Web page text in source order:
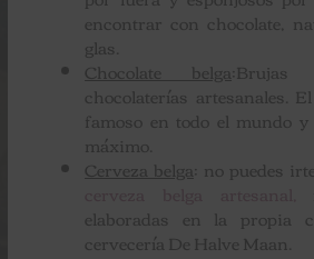
encontrar con chocolate,
glas.
Chocolate belga
chocolaterías artesanales. El
famoso en todo el mundo
máximo.
Cerveza belga: no puedes
elaboradas en la propia
cervecería De Halve Maan.